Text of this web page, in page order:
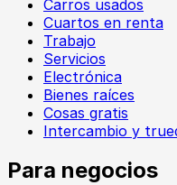
Carros usados
Cuartos en renta
Trabajo
Servicios
Electrónica
Bienes raíces
Cosas gratis
Intercambio y
Para negocios